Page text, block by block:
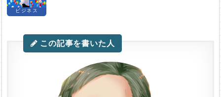
ビジネス
この記事を書いた人